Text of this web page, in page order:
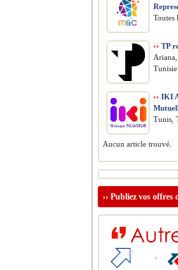
Toutes
›› TP
Tunisie
›› IKI
Tunis,
Aucun article trouvé.
›› Publiez vos offres